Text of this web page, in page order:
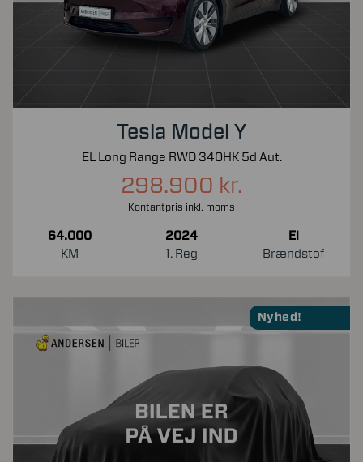
Tesla Model Y
EL Long Range RWD 340HK 5d Aut.
298.900 kr.
Kontantpris inkl. moms
64.000
KM
2024
1. Reg
El
Brændstof
Nyhed!